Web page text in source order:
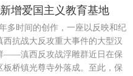
增爱国主义教育基地
多时间的创作，一座以反映和纪
西抗战大反攻重大事件的大型汉
——滇西反攻战浮雕群近日在保
板桥镇光尊寺外落成。至此，保